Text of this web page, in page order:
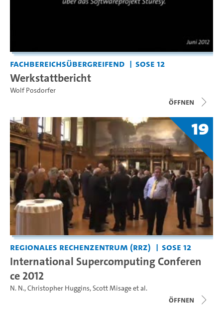
Fachbereichsübergreifend SoSe 12
Werkstattbericht
Wolf Posdorfer
Öffnen
19
Regionales Rechenzentrum (RRZ) SoSe 12
International Supercomputing Conferen
ce 2012
N. N.,Christopher Huggins,Scott Misageet al.
Öffnen